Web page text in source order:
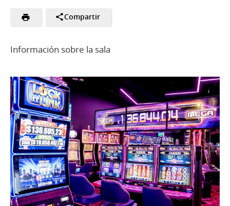
Compartir
Información sobre la sala